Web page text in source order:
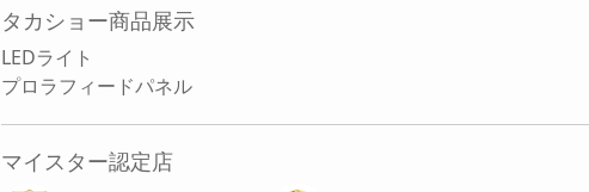
タカショー商品展示
LEDライト
プロラフィードパネル
マイスター認定店